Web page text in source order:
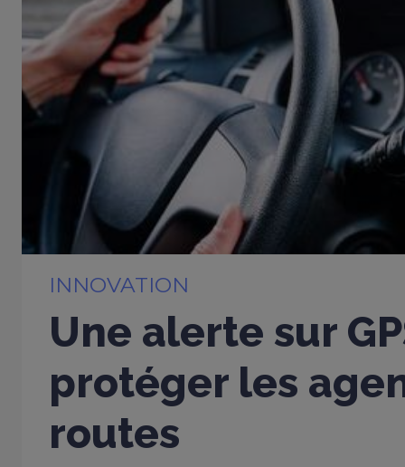
INNOVATION
Une alerte sur
protéger les
routes